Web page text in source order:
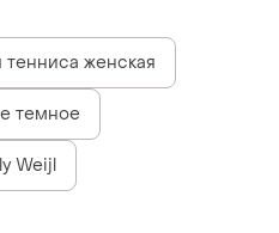
женская
темное
Weijl